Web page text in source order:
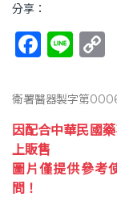
分享：
F
c
e
b
o
Li
e
Li
衛署醫器製字第
因配合中華民國
上販售
圖片僅提供參考
問！